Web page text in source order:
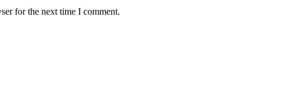
for the next time I comment.